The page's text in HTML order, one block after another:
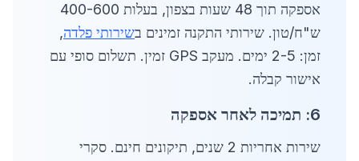
אספקה תוך 48 שעות בצפון, בעלות 400-600
ש"ח/טון. שירותי התקנה זמינים בשירותי פלדה,
זמן: 2-5 ימים. מעקב GPS זמין. תשלום סופי עם
אישור קבלה.
6: תמיכה לאחר אספקה
שירות אחריות 2 שנים, תיקונים חינם. סקרי